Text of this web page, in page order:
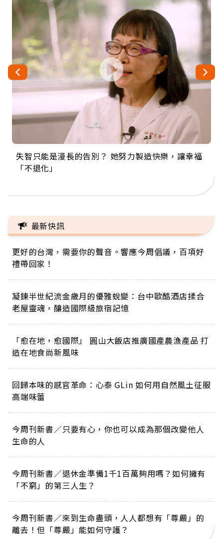
失智只能是漫長的告別？ 她努力製造快樂，讓幸福
「不退化」
來自剛果的巧克力神父 為台灣奉獻36年 「台灣是我
的家，我連作夢都講台語！」
63歲卸矽谷副總、搬回台灣找快樂！「蛋黃哥小
丑」走進安養院，逗樂上萬爺奶：退休後才開始真
104歲打破金氏世界紀錄 成為全球最年長羽球選
手，分享長壽的秘密原來是「這個」
事業巔峰他選擇追夢…黑手阿伯拉小提琴還登上小
巨蛋！連CNN都大讚！
最新快訊
更好的台灣，需要你的聲音。響應今周倡議，百項好
禮帶回家！
凝鍊半世紀流金歲月的優雅蛻變：台中歐酷酒店揉合
老屋靈魂，釀造國際級旅宿記憶
「愈在地，愈國際」 圓山大飯店推廣國產農漁產品 打
造在地食尚新風味
回歸本味的感官革命：心泰 GLin 如何用自然風土征服
高端味蕾
今周刊新書／只要有心，你也可以成為那個改變他人
生命的人
今周刊新書／退休金準備1千1百萬夠用嗎？如何擁有
「不窮」的第三人生？
今周刊新書／來到生命盡頭，人人都想有「尊嚴」的
離去！但「尊嚴」能如何守護？